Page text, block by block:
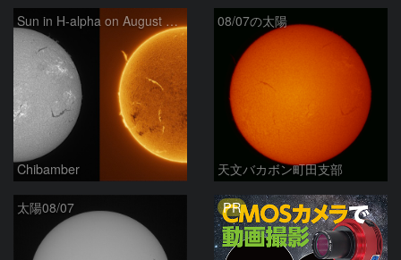
Sun in H-alpha on August 7, 2026
Chibamber
08/07の太陽
天文バカボン町田支部
太陽08/07 PR